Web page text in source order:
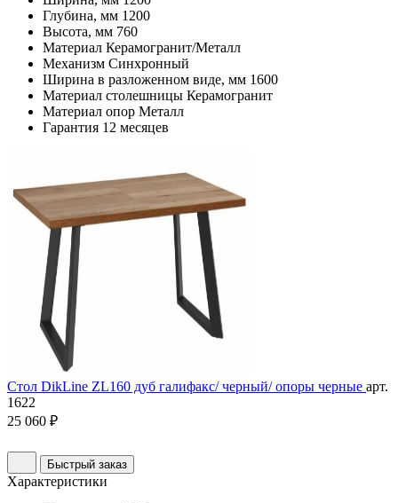
Глубина, мм 1200
Высота, мм 760
Материал Керамогранит/Металл
Механизм Синхронный
Ширина в разложенном виде, мм 1600
Материал столешницы Керамогранит
Материал опор Металл
Гарантия 12 месяцев
Стол DikLine ZL160 дуб галифакс/ черный/ опоры черные арт.
1622
25 060 ₽
Быстрый заказ
Характеристики